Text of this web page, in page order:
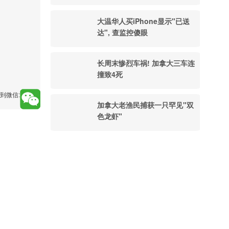
大温华人买iPhone显示"已送
达", 查监控傻眼
长周末惨烈车祸! 加拿大三车连
撞致4死
加拿大老渔民捕获一只罕见"双
色龙虾"
微信: